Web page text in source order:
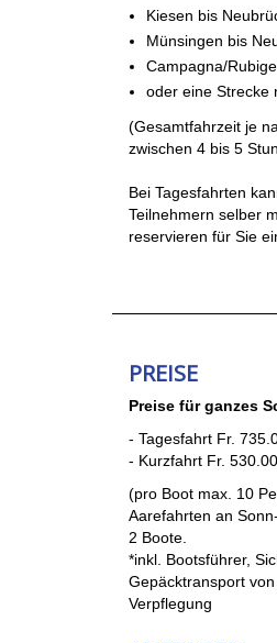
Kiesen bis
Münsingen bis
Campagna/
oder eine Strecke
(Gesamtfahrzeit je
zwischen 4 bis 5
Bei Tagesfahrten
Teilnehmern selber
reservieren für Sie
PREISE
Preise für ganzes
- Tagesfahrt Fr.
- Kurzfahrt Fr.
(pro Boot max. 10
Aarefahrten an
2 Boote.
*inkl. Bootsführer,
Gepäcktransport
Verpflegung